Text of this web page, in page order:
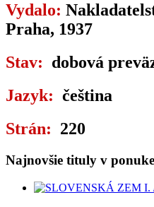
Vydalo:
Praha, 1937
Stav: dobová
Jazyk: čeština
Strán: 220
Najnovšie tituly v ponuke